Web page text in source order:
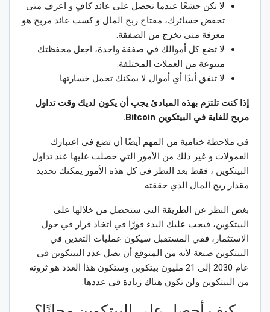
لا تكن جشعًا عندما تحصل على عائد كافٍ و اعرف متى
تخفض خسائرك، مفتاح ربح المال و كسب عائد مربح هو
معرفة متى تخرج من الصفقة.
لا تضع كل أموالك في صفقة واحدة، اجعل محفظتك
متنوعة من العملات المختلفة.
لا تنفق أبدًا أي أموال لا يمكنك تحمل خسارتها.
إذا كنت تلتزم بهذه المبادئ يجب أن يكون لديك وقت تداول
مربح للغاية في البيتكوين Bitcoin.
في ملاحظة ختامية من المهم أيضًا أن تضع في اعتبارك
العمولات و غير ذلك من الأمور التي حصلت عليها عند تداول
البيتكوين ، فقط بعد النظر في كل هذه الأمور يمكنك تحديد
مقدار ربح المال الذي حققته.
بغض النظر عن الطريقة التي ستحصل من خلالها على
البيتكوين، فيجب عليك البدء فورًا في اتخاذ قرار في حول
الاستثمار، ففي المستقبل سيكون عمليات التعدين في
البيتكوين صبعة لأنه من المتوقع أن يصل عدد البيتكوين في
عام 2030 إلى 21 مليون بيتكوين وستكون هذا العدد هو ثروته
من البيتكوين ولن تكون هناك زيادة في عددها.